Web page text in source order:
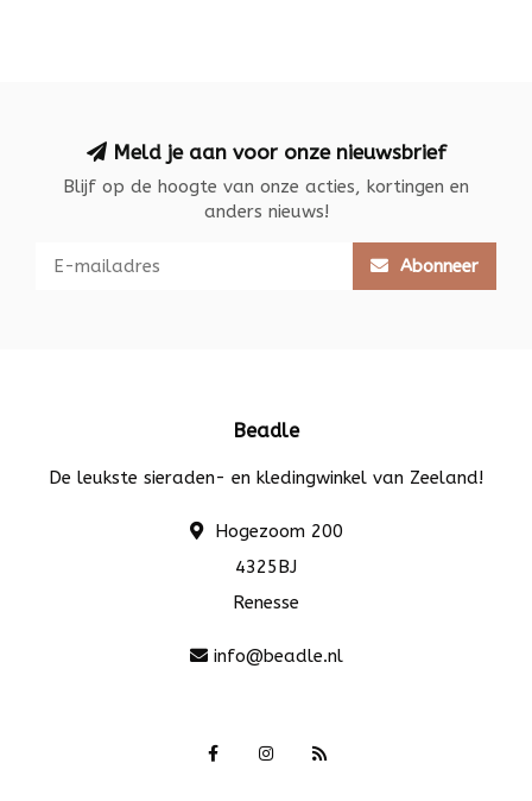
Meld je aan voor onze nieuwsbrief
Blijf op de hoogte van onze acties, kortingen en
anders nieuws!
Abonneer
Beadle
De leukste sieraden- en kledingwinkel van Zeeland!
Hogezoom 200
4325BJ
Renesse
info@beadle.nl